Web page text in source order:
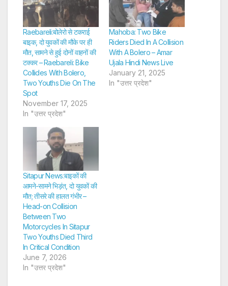
Raebareli:बोलेरो से टकराई
बाइक, दो युवकों की मौके पर ही
मौत, सामने से हुई दोनों वाहनों की
टक्कर – Raebareli: Bike
Collides With Bolero,
Two Youths Die On The
Spot
November 17, 2025
In "उत्तर प्रदेश"
Mahoba: Two Bike
Riders Died In A Collision
With A Bolero – Amar
Ujala Hindi News Live
January 21, 2025
In "उत्तर प्रदेश"
Sitapur News:बाइकों की
आमने-सामने भिड़ंत, दो युवकों की
मौत; तीसरे की हालत गंभीर –
Head-on Collision
Between Two
Motorcycles In Sitapur
Two Youths Died Third
In Critical Condition
June 7, 2026
In "उत्तर प्रदेश"